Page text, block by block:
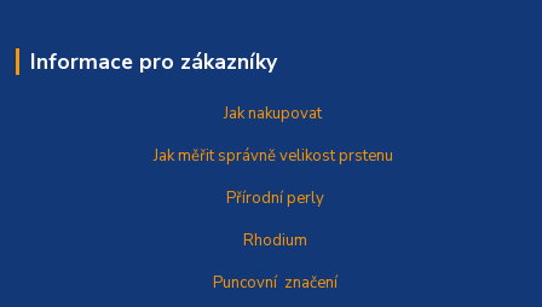
Informace pro zákazníky
Jak nakupovat
Jak měřit správněvelikost prstenu
Přírodní perly
Rhodium
Puncovní značení